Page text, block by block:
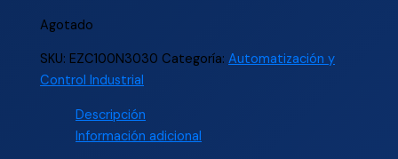
Agotado
SKU: EZC100N3030 Categoría:Automatización y
Control Industrial
Descripción
Información adicional